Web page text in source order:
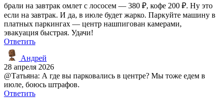
брали на завтрак омлет с лососем — 380 ₽, кофе 200 ₽. Ну это
если на завтрак. И да, в июле будет жарко. Паркуйте машину в
платных паркингах — центр нашпигован камерами,
эвакуация быстрая. Удачи!
Ответить
Андрей
28 апреля 2026
@Татьяна: А где вы парковались в центре? Мы тоже едем в
июле, боюсь штрафов.
Ответить